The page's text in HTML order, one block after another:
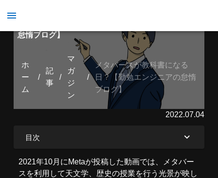
怠惰ブログ】
ホ
ー
ム
/
記
事
/
マ
ガ
ジ
ン
/
メタバースが教科書になる
日？【勤勉エンジニアの怠惰
ブログ】
2022.07.04
目次
2021年10月にMetaが投稿した動画では、メタバー
スを利用して天文学、歴史の授業を行う光景が映し